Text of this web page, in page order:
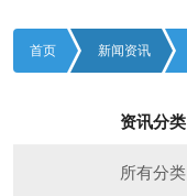
首页 新闻资讯
资讯分类
所有分类